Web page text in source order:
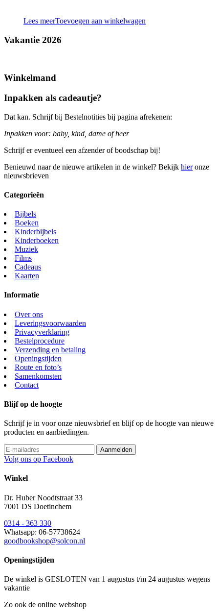
Lees meerToevoegen aan winkelwagen
Vakantie 2026
Winkelmand
Inpakken als cadeautje?
Dat kan. Schrijf bij Bestelnotities bij pagina afrekenen:
Inpakken voor: baby, kind, dame of heer
Schrijf er eventueel een afzender of boodschap bij!
Benieuwd naar de nieuwe artikelen in de winkel? Bekijk hieronze
nieuwsbrieven
Categorieën
Bijbels
Boeken
Kinderbijbels
Kinderboeken
Muziek
Films
Cadeaus
Kaarten
Informatie
Over ons
Leveringsvoorwaarden
Privacyverklaring
Bestelprocedure
Verzending en betaling
Openingstijden
Route en foto’s
Samenkomsten
Contact
Blijf op de hoogte
Schrijf je in voor onze nieuwsbrief en blijf op de hoogte van nieuwe
producten en aanbiedingen.
Volg ons op Facebook
Winkel
Dr. Huber Noodtstraat 33
7001 DS Doetinchem
0314 - 363 330
Whatsapp: 06-57738624
goodbookshop@solcon.nl
Openingstijden
De winkel is GESLOTEN van 1 augustus t/m 24 augustus wegens
vakantie
Zo ook de online webshop